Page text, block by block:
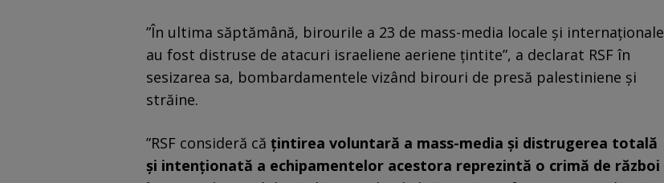
”În ultima săptămână, birourile a 23 de mass-media locale şi internaţionale
au fost distruse de atacuri israeliene aeriene ţintite”, a declarat RSF în
sesizarea sa, bombardamentele vizând birouri de presă palestiniene şi
străine.
”RSF consideră că ţintirea voluntară a mass-media şi distrugerea totală
şi intenţionată a echipamentelor acestora reprezintă o crimă de război